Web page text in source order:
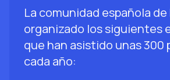
La comunidad española de
organizado los siguientes
que han asistido unas 300
cada año: